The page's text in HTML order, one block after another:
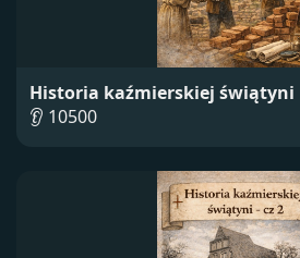
Historia kaźmierskiej świątyni
👂 10500